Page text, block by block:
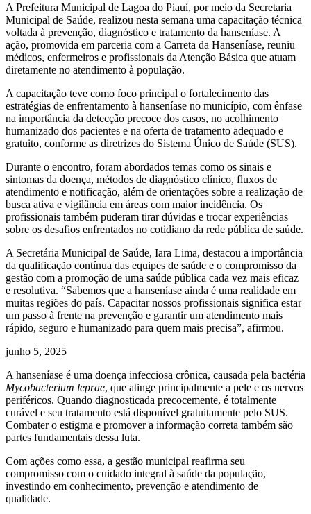
A Prefeitura Municipal de Lagoa do Piauí, por meio da Secretaria
Municipal de Saúde, realizou nesta semana uma capacitação técnica
voltada à prevenção, diagnóstico e tratamento da hanseníase. A
ação, promovida em parceria com a Carreta da Hanseníase, reuniu
médicos, enfermeiros e profissionais da Atenção Básica que atuam
diretamente no atendimento à população.
A capacitação teve como foco principal o fortalecimento das
estratégias de enfrentamento à hanseníase no município, com ênfase
na importância da detecção precoce dos casos, no acolhimento
humanizado dos pacientes e na oferta de tratamento adequado e
gratuito, conforme as diretrizes do Sistema Único de Saúde (SUS).
Durante o encontro, foram abordados temas como os sinais e
sintomas da doença, métodos de diagnóstico clínico, fluxos de
atendimento e notificação, além de orientações sobre a realização de
busca ativa e vigilância em áreas com maior incidência. Os
profissionais também puderam tirar dúvidas e trocar experiências
sobre os desafios enfrentados no cotidiano da rede pública de saúde.
A Secretária Municipal de Saúde, Iara Lima, destacou a importância
da qualificação contínua das equipes de saúde e o compromisso da
gestão com a promoção de uma saúde pública cada vez mais eficaz
e resolutiva. “Sabemos que a hanseníase ainda é uma realidade em
muitas regiões do país. Capacitar nossos profissionais significa estar
um passo à frente na prevenção e garantir um atendimento mais
rápido, seguro e humanizado para quem mais precisa”, afirmou.
junho 5, 2025
A hanseníase é uma doença infecciosa crônica, causada pela bactéria
Mycobacterium leprae, que atinge principalmente a pele e os nervos
periféricos. Quando diagnosticada precocemente, é totalmente
curável e seu tratamento está disponível gratuitamente pelo SUS.
Combater o estigma e promover a informação correta também são
partes fundamentais dessa luta.
Com ações como essa, a gestão municipal reafirma seu
compromisso com o cuidado integral à saúde da população,
investindo em conhecimento, prevenção e atendimento de
qualidade.